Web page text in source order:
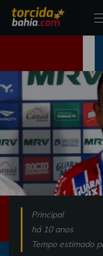
Principal
há 10 anos
Tempo estimado